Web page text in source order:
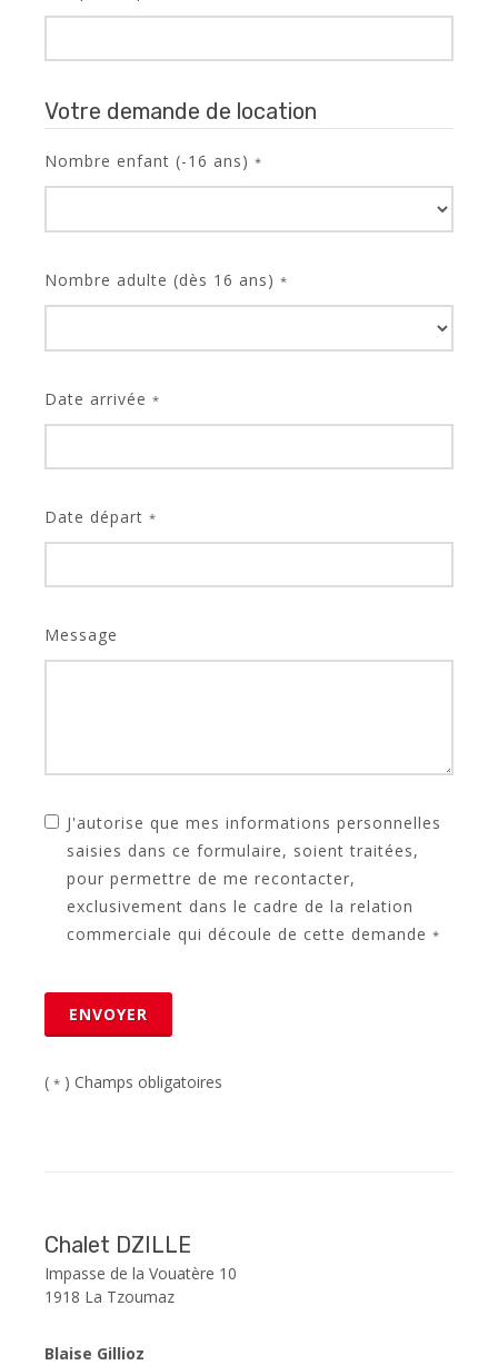
Votre demande de location
Nombre enfant (-16 ans) *
Nombre adulte (dès 16 ans) *
Date arrivée *
Date départ *
Message
J'autorise que mes informations personnelles
saisies dans ce formulaire, soient traitées,
pour permettre de me recontacter,
exclusivement dans le cadre de la relation
commerciale qui découle de cette demande *
ENVOYER
( * ) Champs obligatoires
Chalet DZILLE
Impasse de la Vouatère 10
1918 La Tzoumaz
Blaise Gillioz